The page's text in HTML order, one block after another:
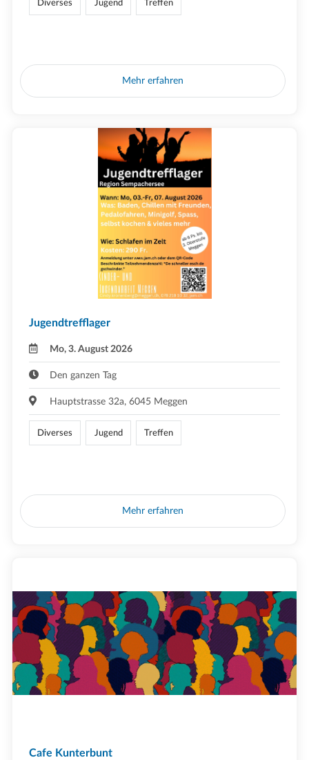
Diverses Jugend Treffen
Mehr erfahren
Jugendtrefflager
Mo, 3. August 2026
Den ganzen Tag
Hauptstrasse 32a, 6045 Meggen
Diverses Jugend Treffen
Mehr erfahren
Cafe Kunterbunt